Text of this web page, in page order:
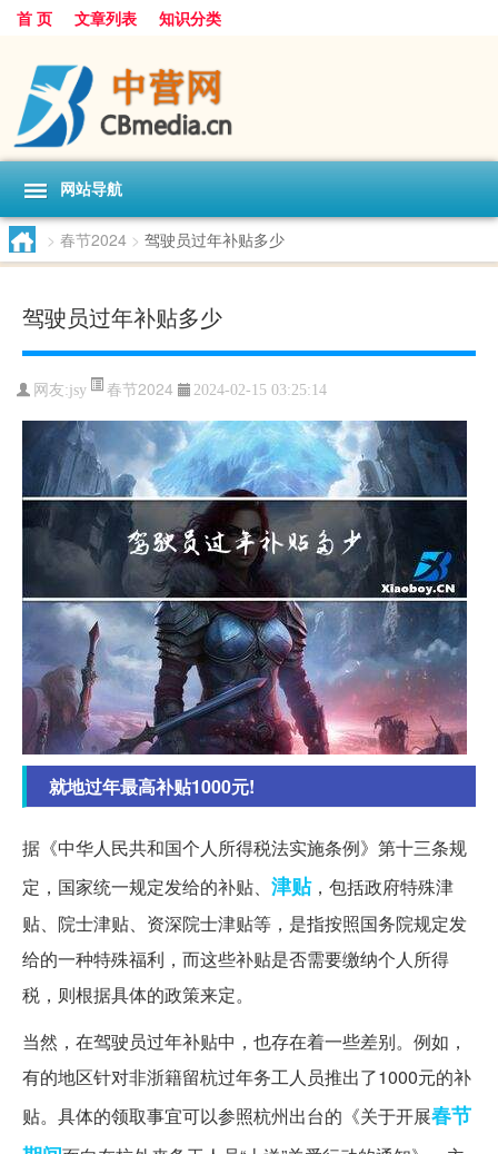
首 页 文章列表 知识分类
网站导航
> 春节2024 > 驾驶员过年补贴多少
驾驶员过年补贴多少
网友:jsy 春节2024 2024-02-15 03:25:14
就地过年最高补贴1000元!
据《中华人民共和国个人所得税法实施条例》第十三条规
定，国家统一规定发给的补贴、 津贴，包括政府特殊津
贴、院士津贴、资深院士津贴等，是指按照国务院规定发
给的一种特殊福利，而这些补贴是否需要缴纳个人所得
税，则根据具体的政策来定。
当然，在驾驶员过年补贴中，也存在着一些差别。例如，
有的地区针对非浙籍留杭过年务工人员推出了1000元的补
贴。具体的领取事宜可以参照杭州出台的《关于开展春节